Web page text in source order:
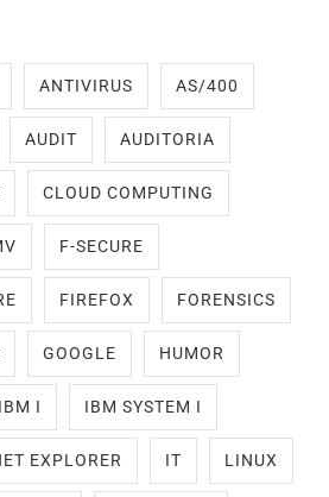
ANTIVIRUS AS/400
AUDIT AUDITORIA
CLOUD COMPUTING
F-SECURE
FIREFOX FORENSICS
GOOGLE HUMOR
IBM I IBM SYSTEM I
EXPLORER IT LINUX